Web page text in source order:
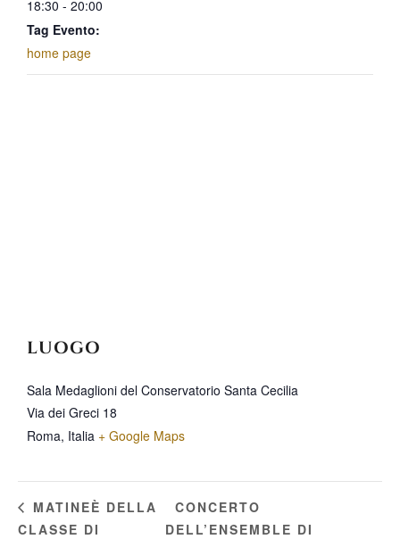
18:30 - 20:00
Tag Evento:
home page
LUOGO
Sala Medaglioni del Conservatorio Santa Cecilia
Via dei Greci 18
Roma, Italia + Google Maps
MATINEÈ DELLA
CLASSE DI
CONCERTO
DELL’ENSEMBLE DI